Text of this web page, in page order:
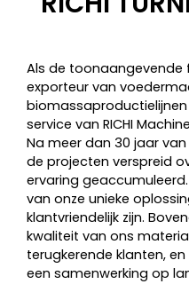
Als de toonaangevende
exporteur van
biomassaproductielijnen
service van RICHI
Na meer dan 30 jaar van
de projecten verspreid
ervaring
van onze unieke
klantvriendelijk zijn.
kwaliteit van ons
terugkerende klanten, en
een samenwerking op